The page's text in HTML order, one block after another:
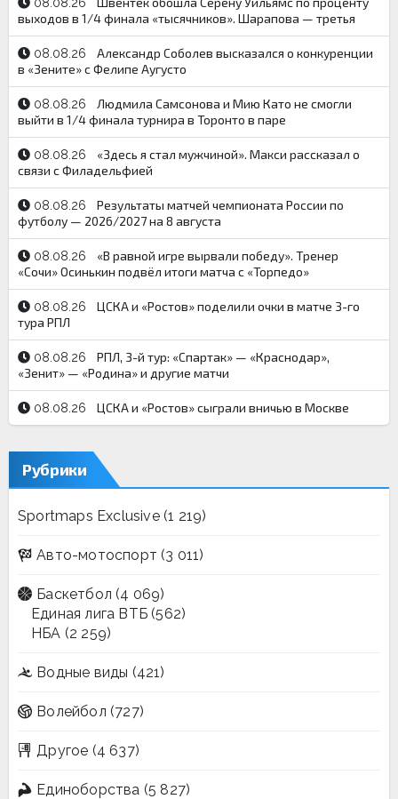
выходов в 1/4 финала «тысячников». Шарапова — третья
08.08.26
Александр Соболев высказался о конкуренции
в «Зените» с Фелипе Аугусто
08.08.26
Людмила Самсонова и Мию Като не смогли
выйти в 1/4 финала турнира в Торонто в паре
08.08.26
«Здесь я стал мужчиной». Макси рассказал о
связи с Филадельфией
08.08.26
Результаты матчей чемпионата России по
футболу — 2026/2027 на 8 августа
08.08.26
«В равной игре вырвали победу». Тренер
«Сочи» Осинькин подвёл итоги матча с «Торпедо»
08.08.26
ЦСКА и «Ростов» поделили очки в матче 3-го
тура РПЛ
08.08.26
РПЛ, 3-й тур: «Спартак» — «Краснодар»,
«Зенит» — «Родина» и другие матчи
08.08.26 ЦСКА и «Ростов» сыграли вничью в Москве
Рубрики
Sportmaps Exclusive(1 219)
Авто-мотоспорт (3 011)
Баскетбол (4 069)
Единая лига ВТБ (562)
НБА (2 259)
Водные виды (421)
Волейбол (727)
Другое (4 637)
Единоборства (5 827)